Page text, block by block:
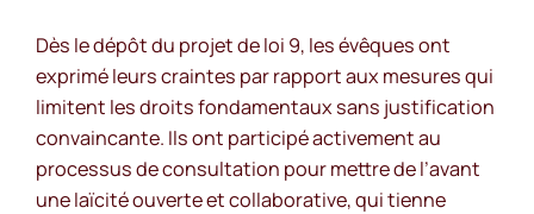
Dès le dépôt du projet de loi 9, les évêques ont
exprimé leurs craintes par rapport aux mesures qui
limitent les droits fondamentaux sans justification
convaincante. Ils ont participé activement au
processus de consultation pour mettre de l’avant
une laïcité ouverte et collaborative, qui tienne